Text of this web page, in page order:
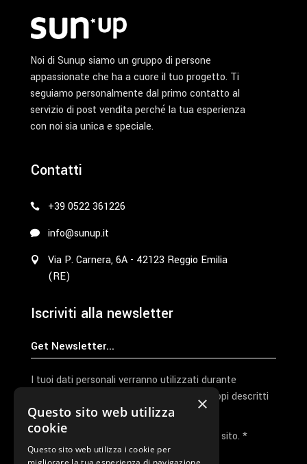
Noi di Sunup siamo un gruppo di persone
appassionate che ha a cuore il tuo progetto. Ti
seguiamo personalmente dal primo contatto al
servizio di post vendita perché la tua esperienza
con noi sia unica e speciale.
Contatti
+39 0522 361226
info@sunup.it
Via P. Carnera, 6A - 42123 Reggio Emilia
(RE)
Iscriviti alla newsletter
I tuoi dati personali verranno utilizzati durante
l'elaborazione della richiesta e per altri scopi descritti
nella nostraprivacy policy
Ho letto e accetto la privacy policy del sito. *
×
Questo sito web utilizza
cookie
Questo sito web utilizza i cookie per